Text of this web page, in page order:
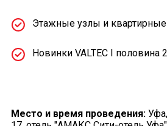
Этажные узлы и квартирные
Новинки VALTEC I половина
Место и время проведения: